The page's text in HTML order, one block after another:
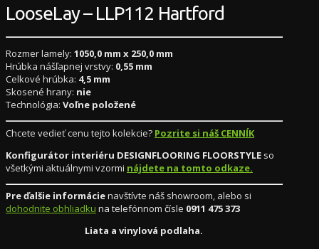
LooseLay – LLP112 Hartford
Rozmer lamely: 1050,0 mm x 250,0 mm
Hrúbka nášľapnej vrstvy: 0,55 mm
Celkové hrúbka: 4,5 mm
Skosené hrany: nie
Technológia: Voľne položené
Chcete vedieť cenu tejto kolekcie? Pozrite si náš CENNÍK
Konfigurátor interiéru DESIGNFLOORING FLOORSTYLE so
všetkými aktuálnymi vzormi nájdete na tomto odkaze.
Pre ďalšie informácienavštívte náš showroom, alebo si
dohodnite obhliadku na telefónnom čísle 0911 475 373
Liata a vinylová podlaha.